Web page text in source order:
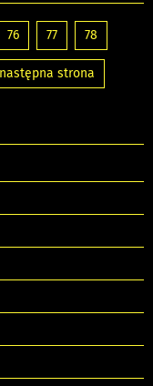
76 77 78
następna strona